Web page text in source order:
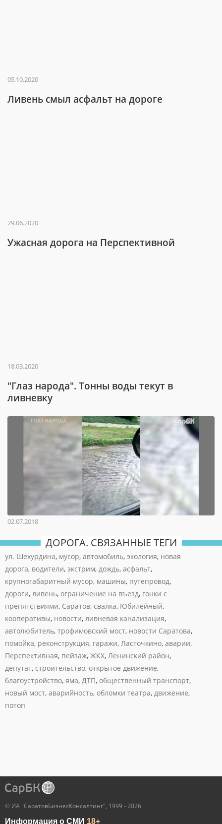
05.10.2020
Ливень смыл асфальт на дороге
29.06.2020
Ужасная дорога на Перспективной
18.03.2020
"Глаз народа". Тонны воды текут в
ливневку
02.07.2018
ДОРОГА. СВЯЗАННЫЕ ТЕГИ
ул. Шехурдина, мусор, автомобиль, экология, новая
дорога, водители, экстрим, дождь, асфальт,
крупногабаритный мусор, машины, путепровод,
дороги, ливень, ограничение на въезд, гонки с
препятствиями, Саратов, свалка, Юбилейный,
кооперативы, новости, ливневая канализация,
автолюбитель, трофимовский мост, новости Саратова,
помойка, реконструкция, гаражи, Ласточкино, аварии,
Перспективная, пейзаж, ЖКХ, Ленинский район,
депутат, строительство, открытое движение,
благоустройство, яма, ДТП, общественный транспорт,
новый мост, аварийность, обломки театра, движение,
потоп
© ИА "СаратовБизнесКонсалтинг", 1999 - 2026
Информация о СМИ 18+